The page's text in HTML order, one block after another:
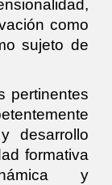
como
sujeto de
pertinentes
desarrollo
formativa
y